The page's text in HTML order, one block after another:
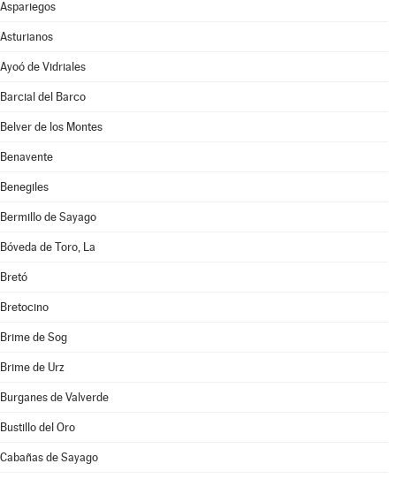
Aspariegos
Asturianos
Ayoó de Vidriales
Barcial del Barco
Belver de los Montes
Benavente
Benegiles
Bermillo de Sayago
Bóveda de Toro, La
Bretó
Bretocino
Brime de Sog
Brime de Urz
Burganes de Valverde
Bustillo del Oro
Cabañas de Sayago